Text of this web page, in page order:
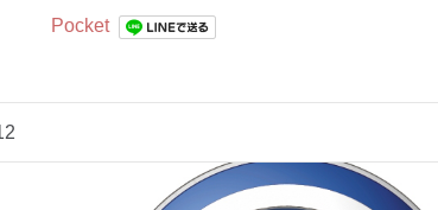
Pocket